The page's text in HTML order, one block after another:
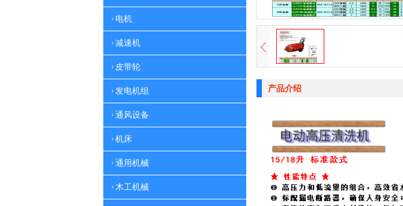
电机
减速机
皮带轮
发电机组
通风设备
机床
通用机械
木工机械
产品介绍